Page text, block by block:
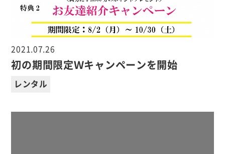
2021.07.26
初の期間限定Ｗキャンペーンを開始
レンタル